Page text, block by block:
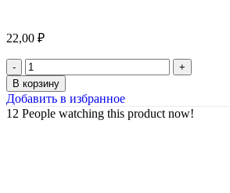
22,00 ₽
В корзину
Добавить в избранное
12 People watching this product now!